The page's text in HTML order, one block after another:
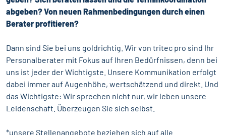
abgeben? Von neuen Rahmenbedingungen durch einen
Berater profitieren?
Dann sind Sie bei uns goldrichtig. Wir von tritec pro sind Ihr
Personalberater mit Fokus auf Ihren Bedürfnissen, denn bei
uns ist jeder der Wichtigste. Unsere Kommunikation erfolgt
dabei immer auf Augenhöhe, wertschätzend und direkt. Und
das Wichtigste: Wir sprechen nicht nur, wir leben unsere
Leidenschaft. Überzeugen Sie sich selbst.
*unsere Stellenangebote beziehen sich auf alle